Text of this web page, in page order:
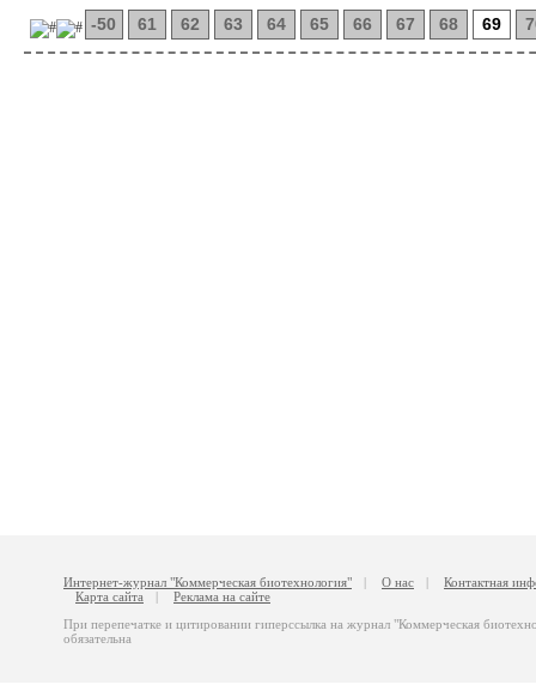
-50 61 62 63 64 65 66 67 68 69
Интернет-журнал "Коммерческая биотехнология" О нас
Контактная
Карта сайта
Реклама на сайте
При перепечатке и цитировании гиперссылка на журнал "Коммерческая
обязательна